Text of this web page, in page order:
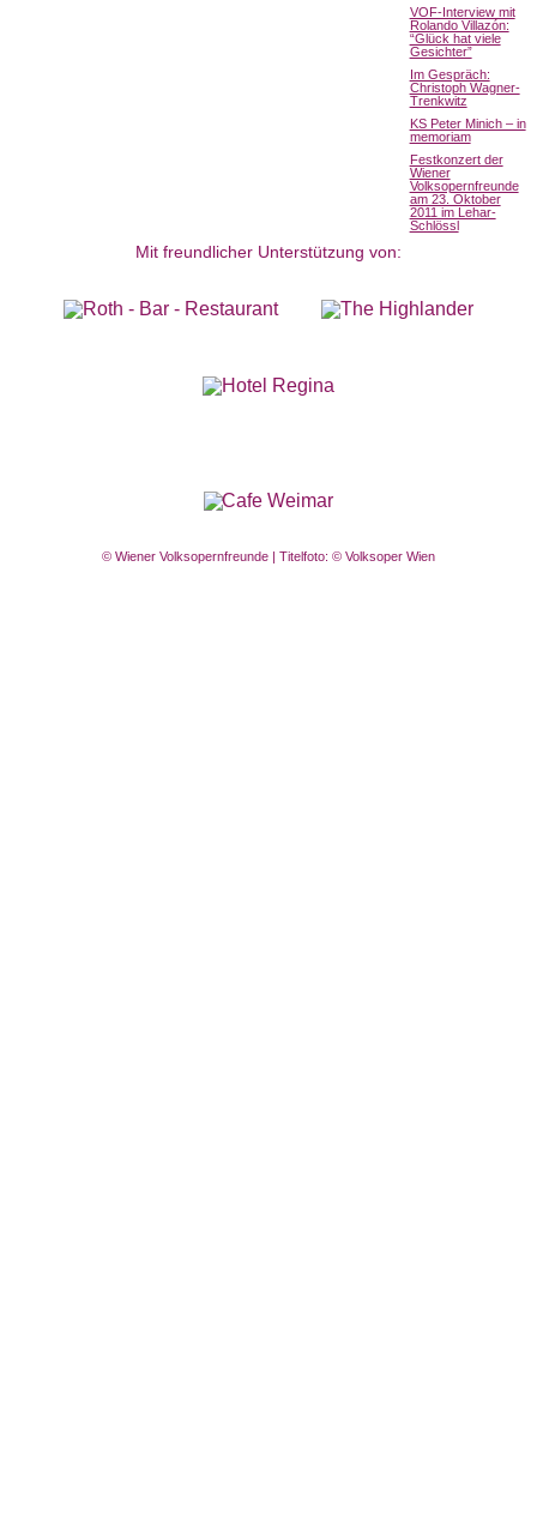
VOF-Interview mit
Rolando Villazón:
“Glück hat viele
Gesichter”
Im Gespräch:
Christoph Wagner-
Trenkwitz
KS Peter Minich – in
memoriam
Festkonzert der
Wiener
Volksopernfreunde
am 23. Oktober
2011 im Lehar-
Schlössl
Mit freundlicher Unterstützung von:
© Wiener Volksopernfreunde | Titelfoto: © Volksoper Wien